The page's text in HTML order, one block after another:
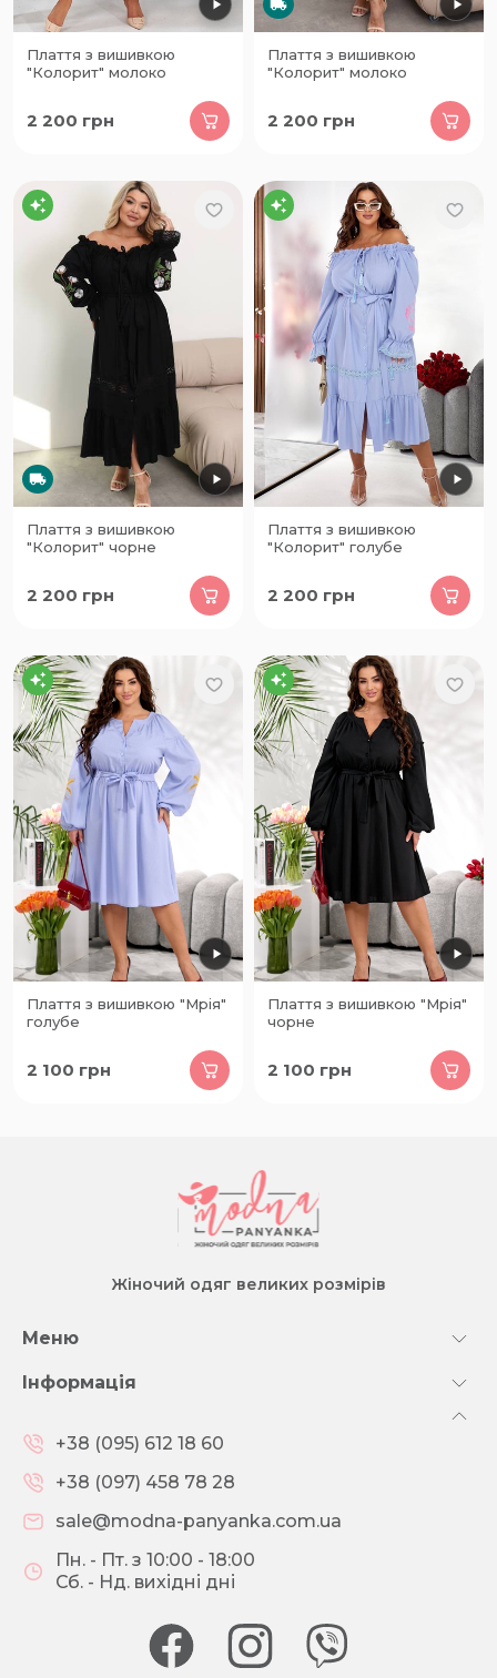
Плаття з вишивкою
"Колорит" молоко
2 200 грн
Плаття з вишивкою
"Колорит" молоко
2 200 грн
Плаття з вишивкою
"Колорит" чорне
2 200 грн
Плаття з вишивкою
"Колорит" голубе
2 200 грн
Плаття з вишивкою "Мрія"
голубе
2 100 грн
Плаття з вишивкою "Мрія"
чорне
2 100 грн
Жіночий одяг великих розмірів
Меню
Інформація
+38 (095) 612 18 60
+38 (097) 458 78 28
sale@modna-panyanka.com.ua
Пн. - Пт. з 10:00 - 18:00
Сб. - Нд. вихідні дні